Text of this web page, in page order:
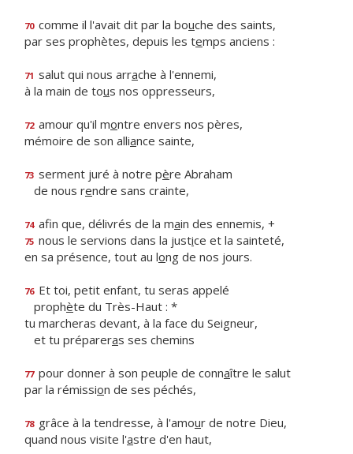
70 comme il l'avait dit par la bouche des saints,
par ses prophètes, depuis les temps anciens :
71 salut qui nous arrache à l'ennemi,
à la main de tous nos oppresseurs,
72 amour qu'il montre envers nos pères,
mémoire de son alliance sainte,
73 serment juré à notre père Abraham
de nous rendre sans crainte,
74 afin que, délivrés de la main des ennemis, +
75 nous le servions dans la justice et la sainteté,
en sa présence, tout au long de nos jours.
76 Et toi, petit enfant, tu seras appelé
prophète du Très-Haut : *
tu marcheras devant, à la face du Seigneur,
et tu prépareras ses chemins
77 pour donner à son peuple de connaître le salut
par la rémission de ses péchés,
78 grâce à la tendresse, à l'amour de notre Dieu,
quand nous visite l'astre d'en haut,